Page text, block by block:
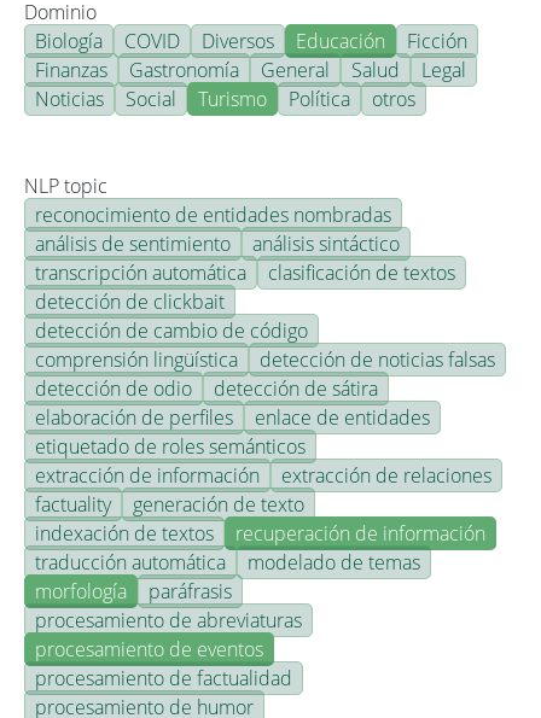
Dominio
Biología
COVID Diversos Educación
Ficción
Finanzas
Gastronomía General Salud
Legal
Noticias
Social Turismo Política otros
NLP topic
reconocimiento de entidades nombradas
análisis de sentimiento
análisis sintáctico
transcripción automática
clasificación de textos
detección de clickbait
detección de cambio de código
comprensión lingüística
detección de noticias falsas
detección de odio
detección de sátira
elaboración de perfiles
enlace de entidades
etiquetado de roles semánticos
extracción de información
extracción de relaciones
factuality
generación de texto
indexación de textos
recuperación de información
traducción automática
modelado de temas
morfología
paráfrasis
procesamiento de abreviaturas
procesamiento de eventos
procesamiento de factualidad
procesamiento de humor